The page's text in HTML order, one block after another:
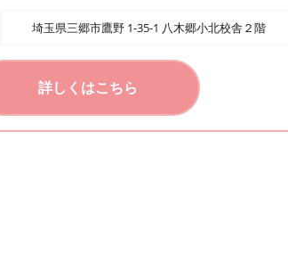
埼玉県三郷市鷹野 1-35-1 八木郷小北校舎２階
詳しくはこちら